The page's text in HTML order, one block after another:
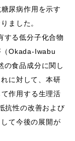
尿病作用を示す
ました。
る低分子化合物
（Okada-Iwabu
食品成分に関し
に対して、本研
作用する生理活
抗性の改善および
て今後の展開が